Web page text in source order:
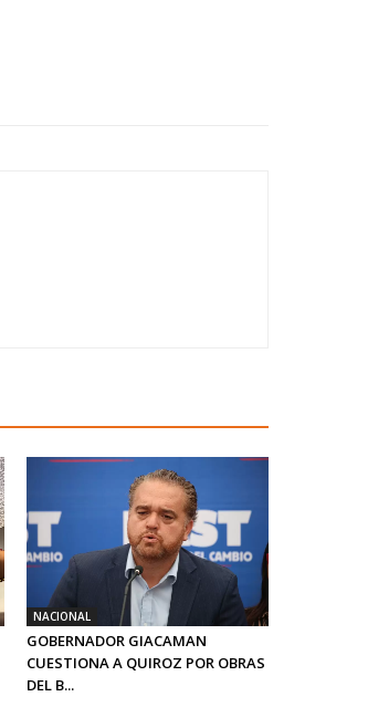
NACIONAL
GOBERNADOR GIACAMAN
CUESTIONA A QUIROZ POR OBRAS
DEL B...